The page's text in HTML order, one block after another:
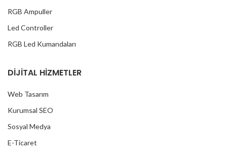
RGB Ampuller
Led Controller
RGB Led Kumandaları
DİJİTAL HİZMETLER
Web Tasarım
Kurumsal SEO
Sosyal Medya
E-Ticaret